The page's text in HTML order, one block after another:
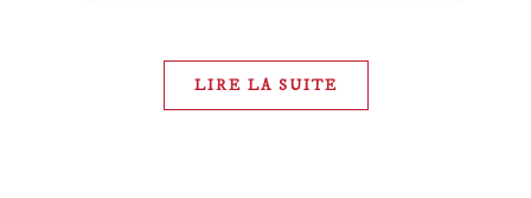
LIRE LA SUITE